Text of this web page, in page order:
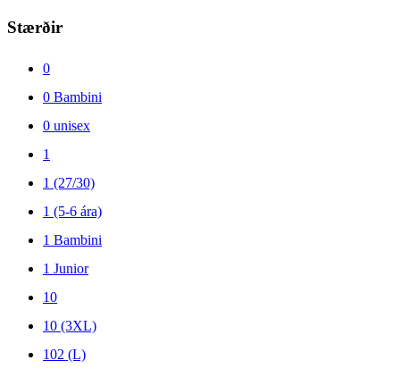
Stærðir
0
0 Bambini
0 unisex
1
1 (27/30)
1 (5-6 ára)
1 Bambini
1 Junior
10
10 (3XL)
102 (L)